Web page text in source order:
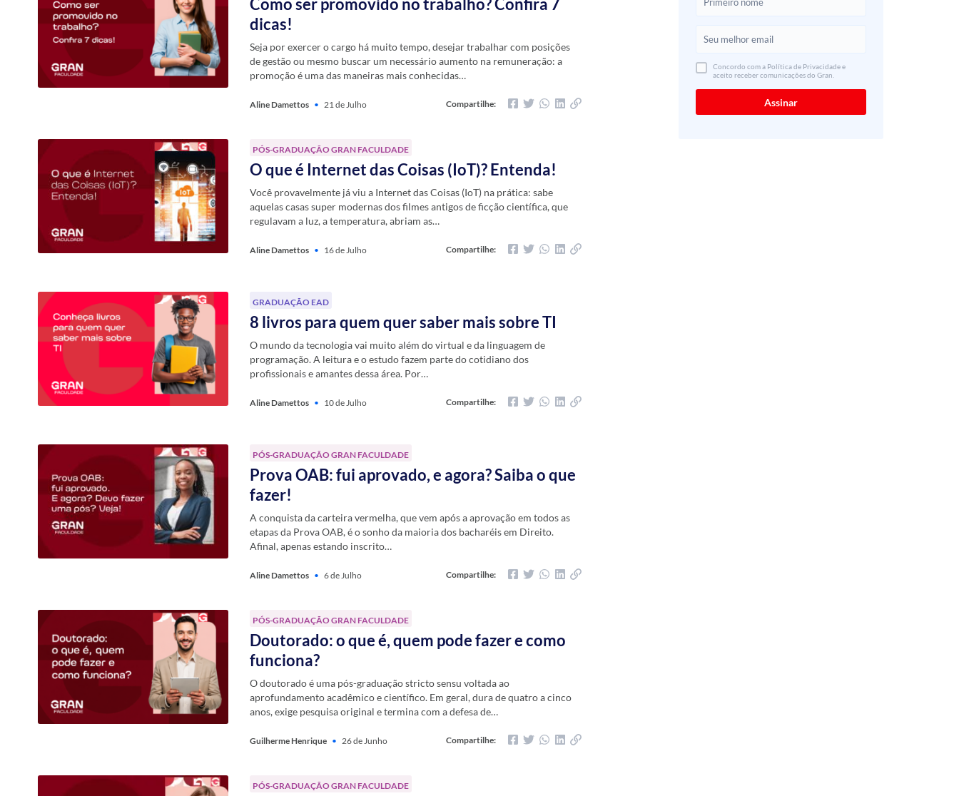
Como ser promovido no trabalho? Confira 7
dicas!
Seja por exercer o cargo há muito tempo, desejar trabalhar com posições
de gestão ou mesmo buscar um necessário aumento na remuneração: a
promoção é uma das maneiras mais conhecidas…
Aline Damettos • 21 de Julho Compartilhe:
PÓS-GRADUAÇÃO GRAN FACULDADE
O que é Internet das Coisas (IoT)? Entenda!
Você provavelmente já viu a Internet das Coisas (IoT) na prática: sabe
aquelas casas super modernas dos filmes antigos de ficção científica, que
regulavam a luz, a temperatura, abriam as…
Aline Damettos • 16 de Julho Compartilhe:
GRADUAÇÃO EAD
8 livros para quem quer saber mais sobre TI
O mundo da tecnologia vai muito além do virtual e da linguagem de
programação. A leitura e o estudo fazem parte do cotidiano dos
profissionais e amantes dessa área. Por…
Aline Damettos • 10 de Julho Compartilhe:
PÓS-GRADUAÇÃO GRAN FACULDADE
Prova OAB: fui aprovado, e agora? Saiba o que
fazer!
A conquista da carteira vermelha, que vem após a aprovação em todos as
etapas da Prova OAB, é o sonho da maioria dos bacharéis em Direito.
Afinal, apenas estando inscrito…
Aline Damettos • 6 de Julho Compartilhe:
PÓS-GRADUAÇÃO GRAN FACULDADE
Doutorado: o que é, quem pode fazer e como
funciona?
O doutorado é uma pós-graduação stricto sensu voltada ao
aprofundamento acadêmico e científico. Em geral, dura de quatro a cinco
anos, exige pesquisa original e termina com a defesa de…
Guilherme Henrique • 26 de Junho Compartilhe:
PÓS-GRADUAÇÃO GRAN FACULDADE
Concordo com a Política de Privacidade e
aceito receber comunicações do Gran.